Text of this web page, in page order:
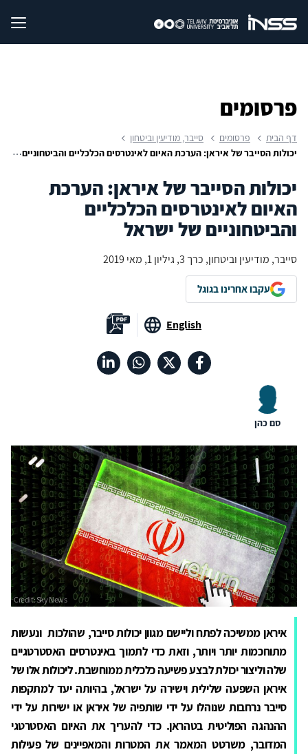
פרסומים
דף הבית פרסומים
סייבר, מודיעין וביטחון
יכולות הסייבר של איראן: הערכת האיום לאינטרסים הכלכליים והביטחוניים של ישראל
יכולות הסייבר של איראן: הערכת
האיום לאינטרסים הכלכליים
והביטחוניים של ישראל
סייבר, מודיעין וביטחון, כרך 3, גיליון 1, מאי 2019
עקבו אחרינו בגוגל
English
סם כהן
איראן ממשיכה לפתח וליישם מגוון יכולות סייבר, שהולכות ונעשות
מתוחכמות יותר ויותר, וזאת כדי לתמוך באינטרסים האסטרטגיים
שלה וליצור יכולת לבצע פשיעה כלכלית ממוחשבת. ליכולות אלו של
איראן השפעה שלילית וישירה על ישראל, בהיותה יעד למתקפות
סייבר נרחבות שנוהלו על ידי שותפיה של איראן או ישירות על ידי
ההנהגה הפוליטית בטהראן. כדי להעריך את האיום האסטרטגי
המדובר, משרטט המאמר את המטרות והמאפיינים של פעילות